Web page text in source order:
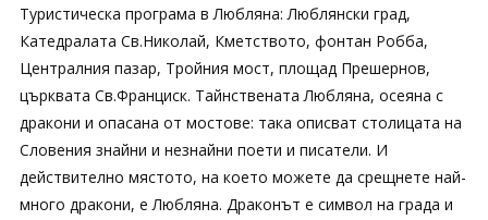
Туристическа програма в Любляна: Люблянски град,
Катедралата Св.Николай, Кметството, фонтан Робба,
Централния пазар, Тройния мост, площад Прешернов,
църквата Св.Франциск. Тайнствената Любляна, осеяна с
дракони и опасана от мостове: така описват столицата на
Словения знайни и незнайни поети и писатели. И
действително мястото, на което можете да срещнете най-
много дракони, е Любляна. Драконът е символ на града и